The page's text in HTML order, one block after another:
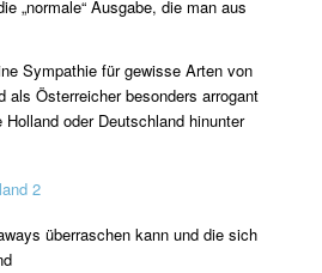
„normale“ Ausgabe, die man aus
für gewisse Arten von
als Österreicher besonders arrogant
oder Deutschland hinunter
überraschen kann und die sich